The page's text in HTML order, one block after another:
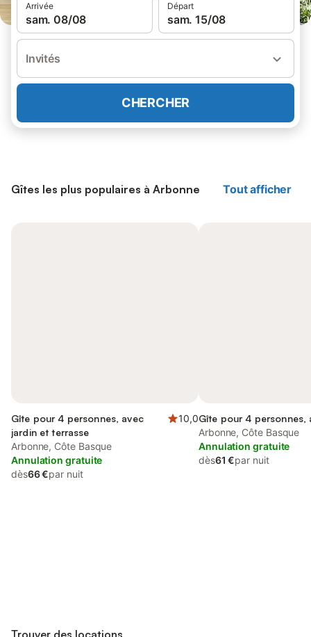
Arrivée
sam. 08/08
Départ
sam. 15/08
Invités
CHERCHER
Gîtes les plus populaires à Arbonne Tout afficher
Gîte pour 4 personnes, avec
jardin et terrasse
10,0
Arbonne, Côte Basque
Annulation gratuite
dès66 €par nuit
Gîte pour 4 personnes,
Arbonne, Côte Basque
Annulation gratuite
dès61 €par nuit
Trouver des locations